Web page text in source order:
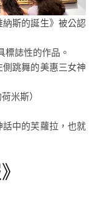
斯的誕生》被公認
誌性的作品。
跳舞的美惠三女神
米斯）
中的芙蘿拉，也就